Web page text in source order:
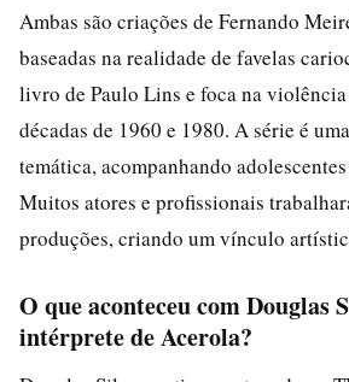
Ambas são criações de Fernando
baseadas na realidade de favelas
livro de Paulo Lins e foca na
décadas de 1960 e 1980. A série é
temática, acompanhando
Muitos atores e profissionais
produções, criando um vínculo
O que aconteceu com Douglas
intérprete de Acerola?